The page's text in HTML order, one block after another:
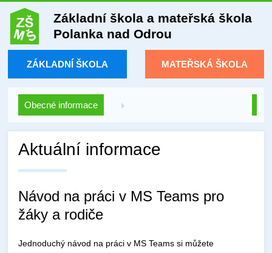
Základní škola a mateřská škola
Polanka nad Odrou
ZÁKLADNÍ ŠKOLA MATEŘSKÁ ŠKOLA
Obecné informace
Aktuální informace
Návod na práci v MS Teams pro
žáky a rodiče
Jednoduchý návod na práci v MS Teams si můžete